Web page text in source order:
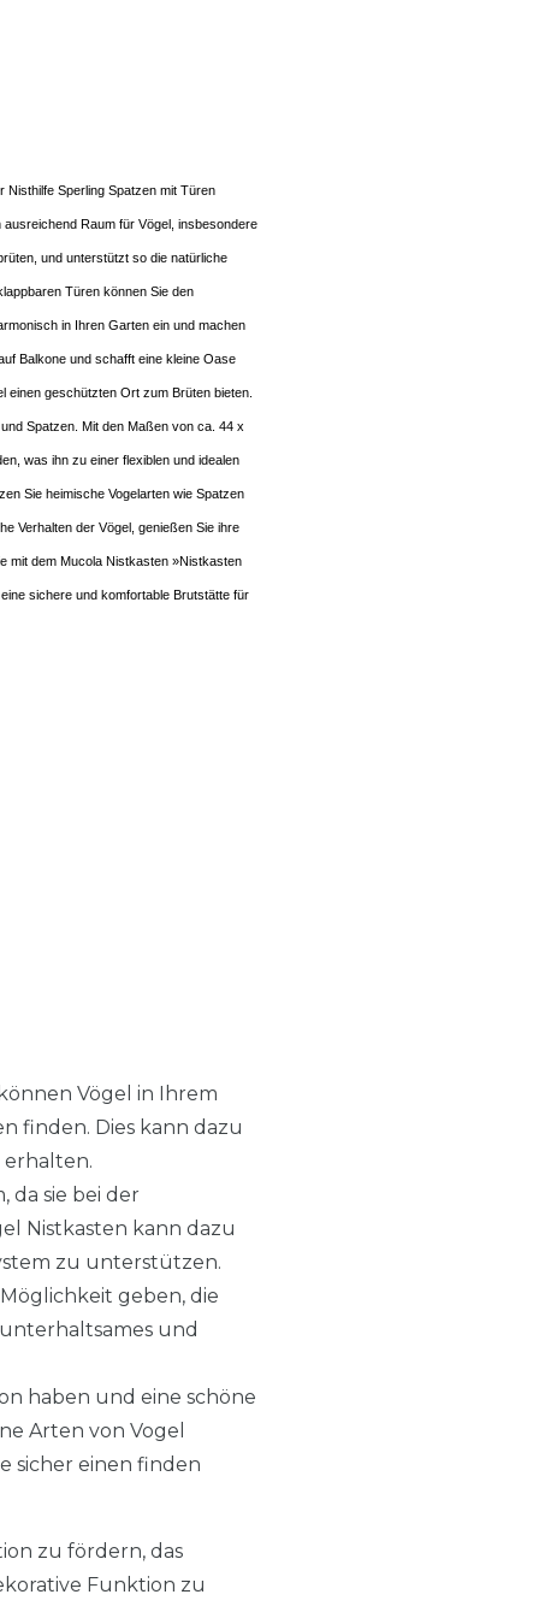
Nisthilfe Sperling Spatzen mit Türen
Raum für Vögel, insbesondere
und unterstützt so die natürliche
Türen können Sie den
in Ihren Garten ein und machen
Balkone und schafft eine kleine Oase
einen geschützten Ort zum Brüten bieten.
Spatzen. Mit den Maßen von ca. 44 x
was ihn zu einer flexiblen und idealen
Sie heimische Vogelarten wie Spatzen
Verhalten der Vögel, genießen Sie ihre
mit dem Mucola Nistkasten »Nistkasten
sichere und komfortable Brutstätte für
Vögel in Ihrem
finden. Dies kann dazu
da sie bei der
Nistkasten kann dazu
zu unterstützen.
geben, die
und
haben und eine schöne
Arten von Vogel
sicher einen finden
zu fördern, das
Funktion zu